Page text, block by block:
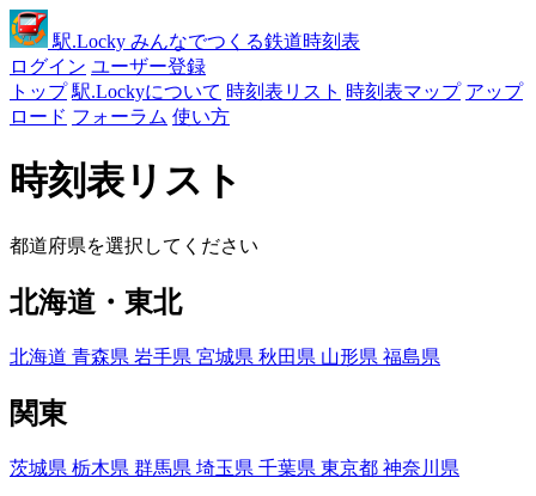
駅.Locky みんなでつくる鉄道時刻表
ログイン ユーザー登録
トップ 駅.Lockyについて 時刻表リスト 時刻表マップ アップ
ロード フォーラム 使い方
時刻表リスト
都道府県を選択してください
北海道・東北
北海道 青森県 岩手県 宮城県 秋田県 山形県 福島県
関東
茨城県 栃木県 群馬県 埼玉県 千葉県 東京都 神奈川県